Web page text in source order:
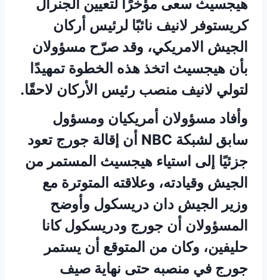
هيجسيث سعى مؤخرًا لتعيين الجنرال
كريستوفر لانيف نائبًا لرئيس أركان
الجيش الامريكي، وقد صرّح مسؤولان
بأن هيجسيث اتخذ هذه الخطوة تمهيدًا
لتولي لانيف منصب رئيس الأركان لاحقًا.
وأفاد مسؤولان أمريكيان ومسؤول
سابق لشبكة NBC أن إقالة جورج تعود
جزئيًا إلى استياء هيجسيث المستمر من
الجيش وقيادته، وعلاقته المتوترة مع
وزير الجيش دان دريسكول وأوضح
المسؤولان أن جورج ودريسكول كانا
حليفين، وكان من المتوقع أن يستمر
جورج في منصبه حتى نهاية صيف